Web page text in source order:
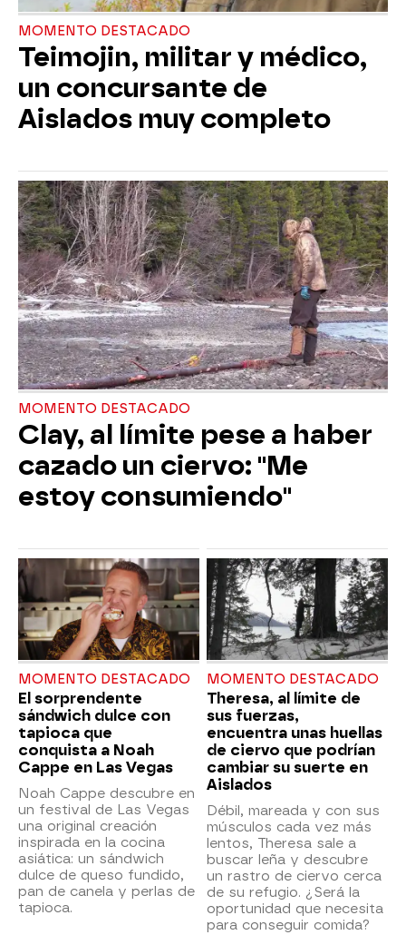
MOMENTO DESTACADO
Teimojin, militar y médico,
un concursante de
Aislados muy completo
MOMENTO DESTACADO
Clay, al límite pese a haber
cazado un ciervo: "Me
estoy consumiendo"
MOMENTO DESTACADO
El sorprendente
sándwich dulce con
tapioca que
conquista a Noah
Cappe en Las Vegas
Noah Cappe descubre en
un festival de Las Vegas
una original creación
inspirada en la cocina
asiática: un sándwich
dulce de queso fundido,
pan de canela y perlas de
tapioca.
MOMENTO DESTACADO
Theresa, al límite de
sus fuerzas,
encuentra unas huellas
de ciervo que podrían
cambiar su suerte en
Aislados
Débil, mareada y con sus
músculos cada vez más
lentos, Theresa sale a
buscar leña y descubre
un rastro de ciervo cerca
de su refugio. ¿Será la
oportunidad que necesita
para conseguir comida?